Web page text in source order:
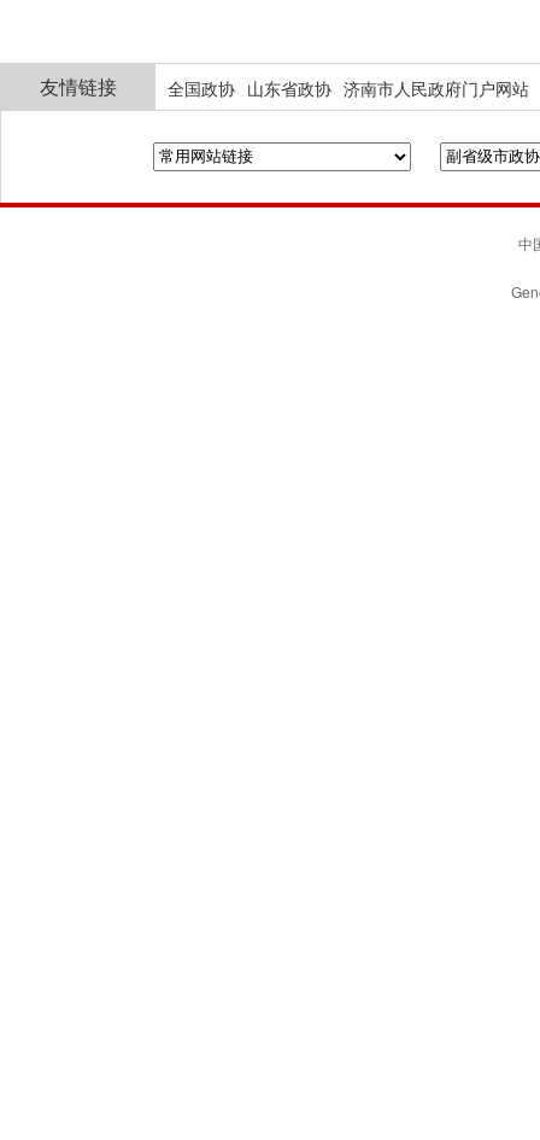
友情链接 全国政协 山东省政协 济南市人民政府门户网站
中